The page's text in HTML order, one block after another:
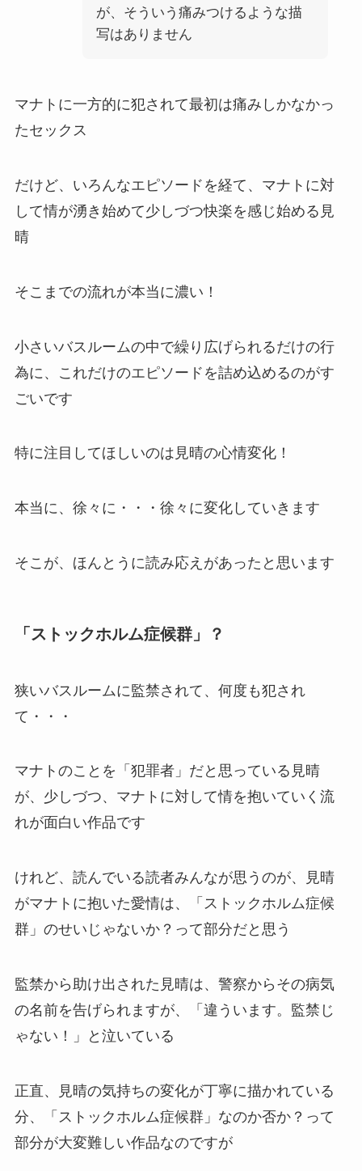
が、そういう痛みつけるような描
写はありません
マナトに一方的に犯されて最初は痛みしかなかっ
たセックス
だけど、いろんなエピソードを経て、マナトに対
して情が湧き始めて少しづつ快楽を感じ始める見
晴
そこまでの流れが本当に濃い！
小さいバスルームの中で繰り広げられるだけの行
為に、これだけのエピソードを詰め込めるのがす
ごいです
特に注目してほしいのは見晴の心情変化！
本当に、徐々に・・・徐々に変化していきます
そこが、ほんとうに読み応えがあったと思います
「ストックホルム症候群」？
狭いバスルームに監禁されて、何度も犯され
て・・・
マナトのことを「犯罪者」だと思っている見晴
が、少しづつ、マナトに対して情を抱いていく流
れが面白い作品です
けれど、読んでいる読者みんなが思うのが、見晴
がマナトに抱いた愛情は、「ストックホルム症候
群」のせいじゃないか？って部分だと思う
監禁から助け出された見晴は、警察からその病気
の名前を告げられますが、「違ういます。監禁じ
ゃない！」と泣いている
正直、見晴の気持ちの変化が丁寧に描かれている
分、「ストックホルム症候群」なのか否か？って
部分が大変難しい作品なのですが